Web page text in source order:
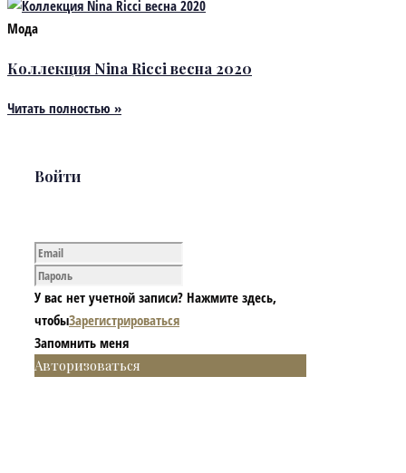
Мода
Коллекция Nina Ricci весна 2020
Читать полностью »
Войти
У вас нет учетной записи? Нажмите здесь,
чтобыЗарегистрироваться
Запомнить меня
Авторизоваться